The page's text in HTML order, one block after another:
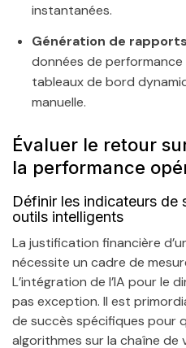
instantanées.
Génération de
données de
tableaux de bord
manuelle.
Évaluer le retour
la performance
Définir les indicateurs de
outils intelligents
La justification financière
nécessite un cadre de
L’intégration de l’IA pour le
pas exception. Il est
de succès spécifiques pour
algorithmes sur la chaîne